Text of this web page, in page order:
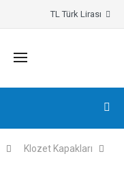
Klozet Kapakları